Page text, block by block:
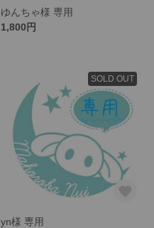
ゆんちゃ様 専用
1,800円
SOLD OUT
yn様 専用